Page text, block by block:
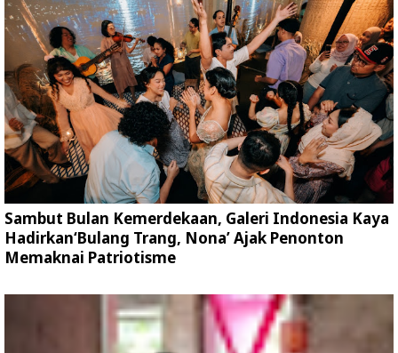
Sambut Bulan Kemerdekaan, Galeri Indonesia Kaya
Hadirkan‘Bulang Trang, Nona’ Ajak Penonton
Memaknai Patriotisme